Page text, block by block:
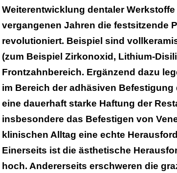
Weiterentwicklung dentaler
vergangenen Jahren die festsitzende
revolutioniert. Beispiel sind
(zum Beispiel Zirkonoxid, Lithium-
Frontzahnbereich. Ergänzend dazu
im Bereich der adhäsiven Befestigung
eine dauerhaft starke Haftung der
insbesondere das Befestigen von
klinischen Alltag eine echte
Einerseits ist die ästhetische
hoch. Andererseits erschweren die